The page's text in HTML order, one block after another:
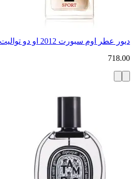
ديور عطر اوم سبورت 2012 او دو تواليت
718.00